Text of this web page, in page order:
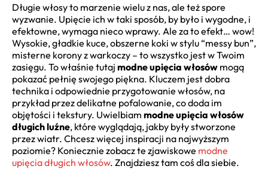
Długie włosy to marzenie wielu z nas, ale też spore
wyzwanie. Upięcie ich w taki sposób, by było i wygodne, i
efektowne, wymaga nieco wprawy. Ale za to efekt… wow!
Wysokie, gładkie kuce, obszerne koki w stylu “messy bun”,
misterne korony z warkoczy – to wszystko jest w Twoim
zasięgu. To właśnie tutaj modne upięcia włosów mogą
pokazać pełnię swojego piękna. Kluczem jest dobra
technika i odpowiednie przygotowanie włosów, na
przykład przez delikatne pofalowanie, co doda im
objętości i tekstury. Uwielbiam modne upięcia włosów
długich luźne, które wyglądają, jakby były stworzone
przez wiatr. Chcesz więcej inspiracji na najwyższym
poziomie? Koniecznie zobacz te zjawiskowe modne
upięcia długich włosów. Znajdziesz tam coś dla siebie.